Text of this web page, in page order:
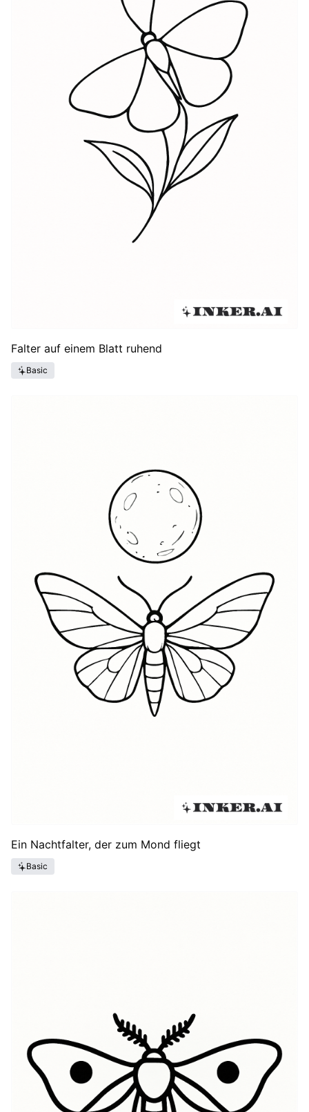
Falter auf einem Blatt ruhend
Basic
Ein Nachtfalter, der zum Mond fliegt
Basic